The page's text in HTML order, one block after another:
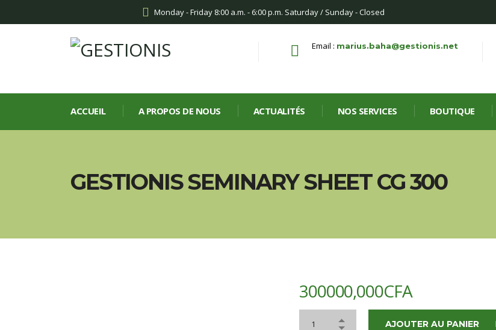
Monday - Friday 8:00 a.m. - 6:00 p.m. Saturday / Sunday - Closed
Email : marius.baha@gestionis.net
ACCUEIL A PROPOS DE NOUS ACTUALITÉS NOS SERVICES BOUTIQUE
GESTIONIS SEMINARY SHEET CG 300
300000,000CFA
AJOUTER AU PANIER